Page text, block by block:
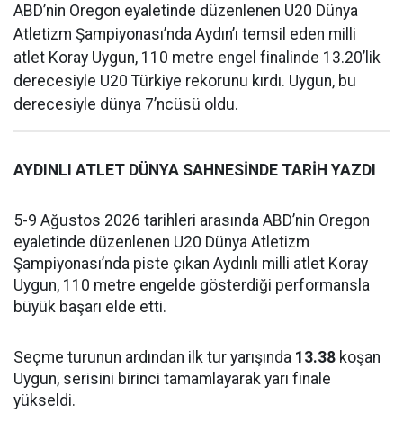
ABD’nin Oregon eyaletinde düzenlenen U20 Dünya
Atletizm Şampiyonası’nda Aydın’ı temsil eden milli
atlet Koray Uygun, 110 metre engel finalinde 13.20’lik
derecesiyle U20 Türkiye rekorunu kırdı. Uygun, bu
derecesiyle dünya 7’ncüsü oldu.
AYDINLI ATLET DÜNYA SAHNESİNDE TARİH YAZDI
5-9 Ağustos 2026 tarihleri arasında ABD’nin Oregon
eyaletinde düzenlenen U20 Dünya Atletizm
Şampiyonası’nda piste çıkan Aydınlı milli atlet Koray
Uygun, 110 metre engelde gösterdiği performansla
büyük başarı elde etti.
Seçme turunun ardından ilk tur yarışında 13.38 koşan
Uygun, serisini birinci tamamlayarak yarı finale
yükseldi.